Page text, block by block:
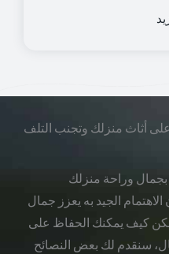
أثاث منزلك وتجنب التلف
بجمال وراحة منزلك
الجيد به يعزز جمال
كيف يمكنك الحفاظ على
سنقدم لك بعض النصائح